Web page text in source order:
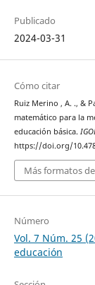
Publicado
2024-03-31
Cómo citar
Ruiz Merino , A. ., &
matemático para la
educación básica.
https://doi.org/
Más formatos
Número
Vol. 7 Núm. 25
educación